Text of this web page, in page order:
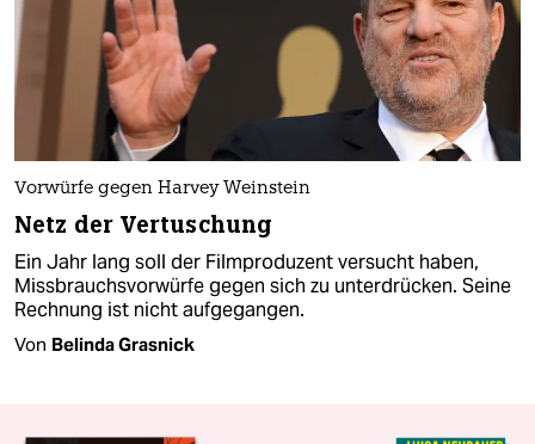
Vorwürfe gegen Harvey Weinstein
Netz der Vertuschung
Ein Jahr lang soll der Filmproduzent versucht haben,
Missbrauchsvorwürfe gegen sich zu unterdrücken. Seine
Rechnung ist nicht aufgegangen.
Von Belinda Grasnick